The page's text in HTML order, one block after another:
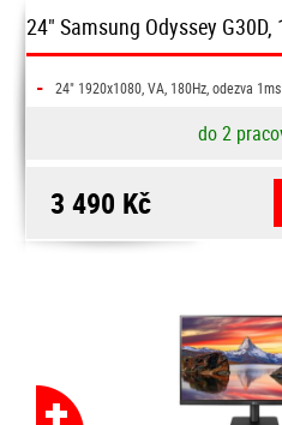
24" Samsung Odyssey G30D,
- 24" 1920x1080, VA, 180Hz, odezva 1ms
do 2
3 490 Kč